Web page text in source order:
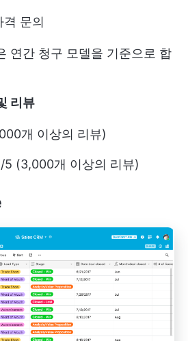
격 문의
연간 청구 모델을 기준으로 합
리뷰
개 이상의 리뷰)
5 (3,000개 이상의 리뷰)